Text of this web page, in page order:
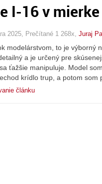
I-16 v
2025, Prečítané 1 268x, Juraj
modelárstvom, to je výborný
a je určený pre
ťažšie manipuluje. Model
krídlo trup, a potom
článku